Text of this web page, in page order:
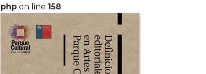
php on line 158